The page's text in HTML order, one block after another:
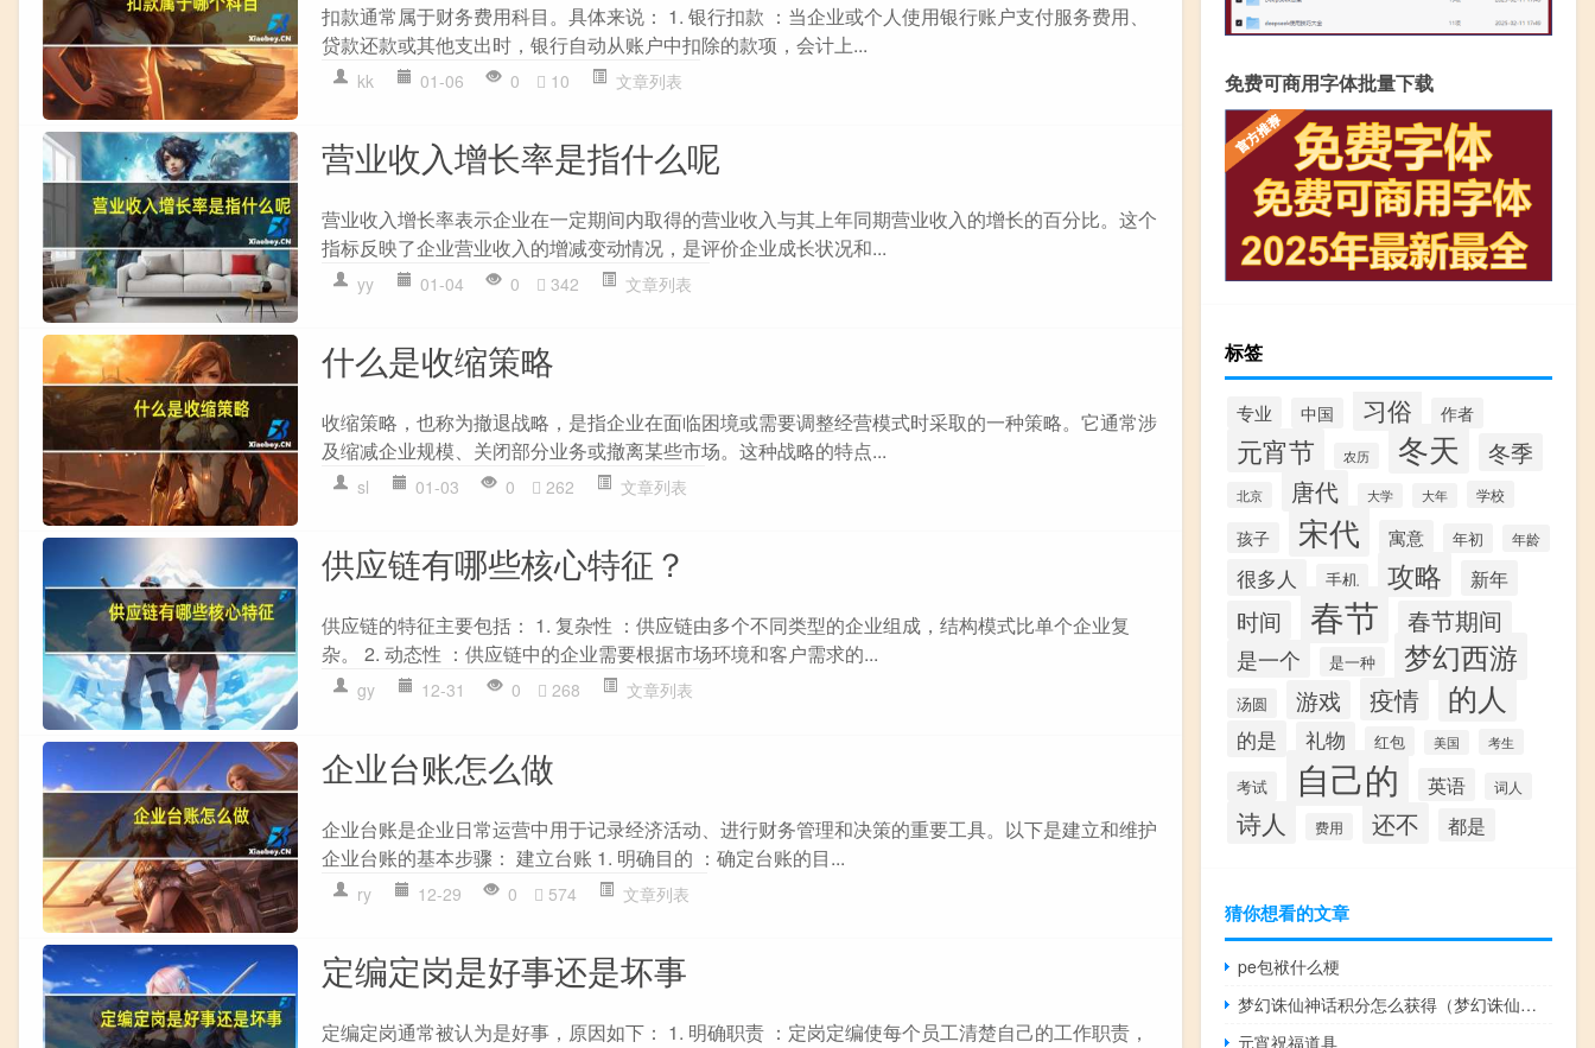
扣款通常属于财务费用科目。具体来说： 1. 银行扣款 ：当企业或个人使用银行账户支付服务费用、
贷款还款或其他支出时，银行自动从账户中扣除的款项，会计上...
kk 01-06 0 10 文章列表
营业收入增长率是指什么呢
营业收入增长率表示企业在一定期间内取得的营业收入与其上年同期营业收入的增长的百分比。这个
指标反映了企业营业收入的增减变动情况，是评价企业成长状况和...
yy 01-04 0 342 文章列表
什么是收缩策略
收缩策略，也称为撤退战略，是指企业在面临困境或需要调整经营模式时采取的一种策略。它通常涉
及缩减企业规模、关闭部分业务或撤离某些市场。这种战略的特点...
sl 01-03 0 262 文章列表
供应链有哪些核心特征？
供应链的特征主要包括： 1. 复杂性 ：供应链由多个不同类型的企业组成，结构模式比单个企业复
杂。 2. 动态性 ：供应链中的企业需要根据市场环境和客户需求的...
gy 12-31 0 268 文章列表
企业台账怎么做
企业台账是企业日常运营中用于记录经济活动、进行财务管理和决策的重要工具。以下是建立和维护
企业台账的基本步骤： 建立台账 1. 明确目的 ：确定台账的目...
ry 12-29 0 574 文章列表
定编定岗是好事还是坏事
定编定岗通常被认为是好事，原因如下： 1. 明确职责 ：定岗定编使每个员工清楚自己的工作职责，
免费可商用字体批量下载
标签
专业 中国 习俗 作者
元宵节 农历 冬天 冬季
北京 唐代 大学 大年 学校
孩子 宋代 寓意 年初 年龄
很多人 手机 攻略 新年
时间 春节 春节期间
是一个 是一种 梦幻西游
汤圆 游戏 疫情 的人
的是 礼物 红包 美国 考生
考试 自己的 英语 词人
诗人 费用 还不 都是
猜你想看的文章
pe包袱什么梗
梦幻诛仙神话积分怎么获得（梦幻诛仙神话积分）
元宵祝福道具